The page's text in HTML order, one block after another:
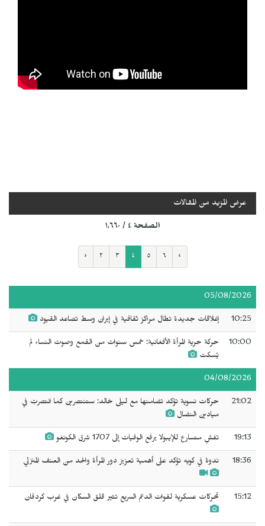
عرض المزيد من المقالات
الصفحة ٤ / ١٬٦٦٠
‹ ٢ ٣ ٤ ٥ ٦ ›
05/08/2026
10:25 إغلاقات جديدة تطال مراكز ثقافية في إيران وسط تصاعد القيود
10:00
حركة حرية المرأة الأفغانية: خمس سنوات من القمع وصوت النساء لم
يُسكت
04/08/2026
21:02
حركات نسوية تؤكد تضامنها مع ليلى خالد: ستنتصرين كما انتصرتِ في
ميادين النضال
19:13 تفشٍ متسارع للإيبولا يرفع الوفيات إلى 1707 شرق الكونغو
18:36 ندوة في كويه تؤكد على أهمية تعزيز دور المرأة والحد من العنف المنزلي
15:12 تحركات عسكرية لقوات الدعم السريع تثير قلق السكان في غرب كردفان